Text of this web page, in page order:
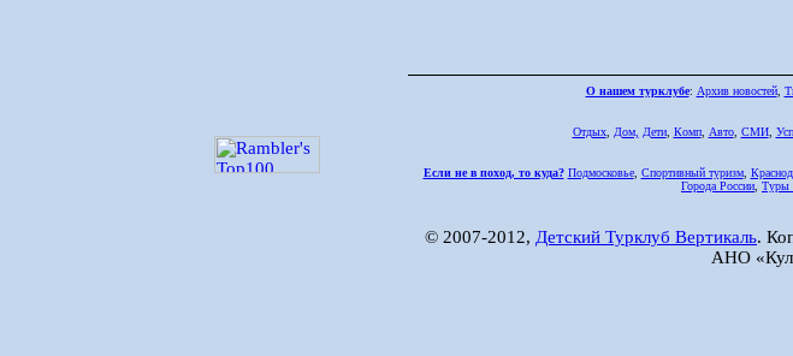
О нашем турклубе: Архив новостей,
Отдых, Дом, Дети, Комп, Авто, СМИ,
Если не в поход, то куда? Подмосковье, Спортивный туризм,
Города России Туры
© 2007-2012, Детский Турклуб Вертикаль.
АНО